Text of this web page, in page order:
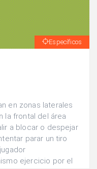
Específicos
en zonas laterales
la frontal del área
a blocar o despejar
parar un tiro
ejercicio por el